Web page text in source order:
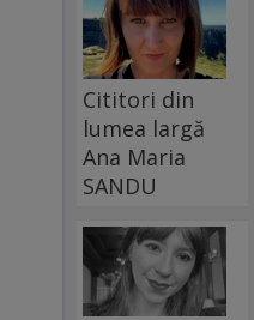
Cititori din
lumea largă
Ana Maria
SANDU